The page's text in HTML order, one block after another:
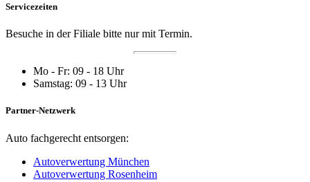
Servicezeiten
Besuche in der Filiale bitte nur mit Termin.
Mo - Fr: 09 - 18 Uhr
Samstag: 09 - 13 Uhr
Partner-Netzwerk
Auto fachgerecht entsorgen:
Autoverwertung München
Autoverwertung Rosenheim